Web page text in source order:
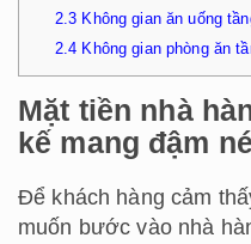
2.3 Không gian ăn uống
2.4 Không gian phòng ăn
Mặt tiền nhà
kế mang đậm
Để khách hàng cảm
muốn bước vào nhà